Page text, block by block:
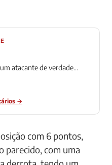
atacante de verdade...
→
com 6 pontos,
parecido, com uma